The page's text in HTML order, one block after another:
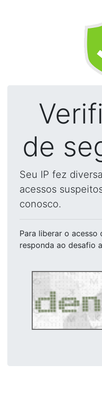
de
Seu IP fez
acessos
conosco.
Para liberar o acesso
responda ao desafio